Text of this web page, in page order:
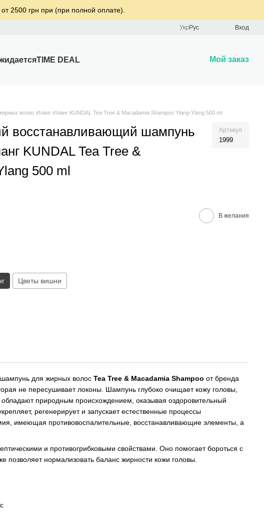
2500 грн при (при полной оплате).
Укр Рус Вход
TIME DEAL Мой заказ
волос Иланг-Иланг KUNDAL Tea Tree & Macadamia Shampoo Ylang-Ylang 500 ml
восстанавливающий шампунь
KUNDAL Tea Tree &
500 ml
Артикул
1999
В желания
Цветы вишни
для жирных волос Tea Tree & Macadamia Shampoo от бренда
не пересушивает локоны. Шампунь глубоко очищает кожу головы,
природным происхождением, оказывая оздоровительный
регенерирует и запускает естественные процессы
имеющая противовоспалительные, восстанавливающие элементы, а
и противогрибковыми свойствами. Оно помогает бороться с
позволяет нормализовать баланс жирности кожи головы.